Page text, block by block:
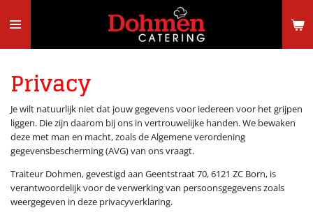
direct
Privacy
Je wilt natuurlijk niet dat jouw gegevens voor iedereen voor het grijpen
liggen. Die zijn daarom bij ons in vertrouwelijke handen. We bewaken
deze met man en macht, zoals de Algemene verordening
gegevensbescherming (AVG) van ons vraagt.
Traiteur Dohmen, gevestigd aan Geentstraat 70, 6121 ZC Born, is
verantwoordelijk voor de verwerking van persoonsgegevens zoals
weergegeven in deze privacyverklaring.